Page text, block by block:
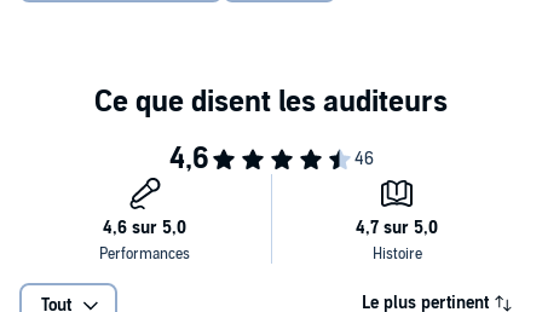
Il n’est pas vraiment le mec idéal à mes yeux.
Son profil : trop petit, trop maigre, trop extraverti, trop sensuel et
surtout... trop lumineux.
sommes rencontrés. Ce jeune homme hypnotisant semble cacher
Tout Le plus pertinent